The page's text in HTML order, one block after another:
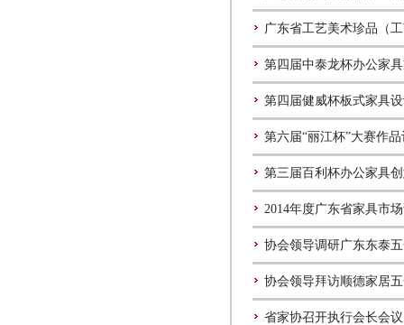
广东省工艺美术珍品（
第四届中泰龙杯办公家
第四届健威杯板式家具
第六届“丽江杯”大赛作
第三届百利杯办公家具
2014年度广东省家具市
协会领导调研广东东泰
协会领导拜访顺德家居
省家协召开执行会长会议